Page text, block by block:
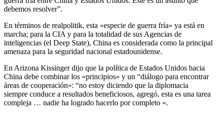
debemos resolver”.
En términos de realpolitik, esta «especie de guerra fría» ya está en
marcha; para la CIA y para la totalidad de sus Agencias de
inteligencias (el Deep State), China es considerada como la principal
amenaza para la seguridad nacional estadounidense.
En Arizona Kissinger dijo que la política de Estados Unidos hacia
China debe combinar los «principios» y un “diálogo para encontrar
áreas de cooperación»: “no estoy diciendo que la diplomacia
siempre conduce a resultados beneficiosos, agregó, esta es una tarea
compleja … nadie ha logrado hacerlo por completo «.